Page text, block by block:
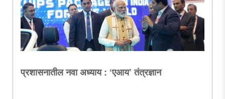
प्रशासनातील नवा अध्याय : ‘एआय’ तंत्रज्ञान